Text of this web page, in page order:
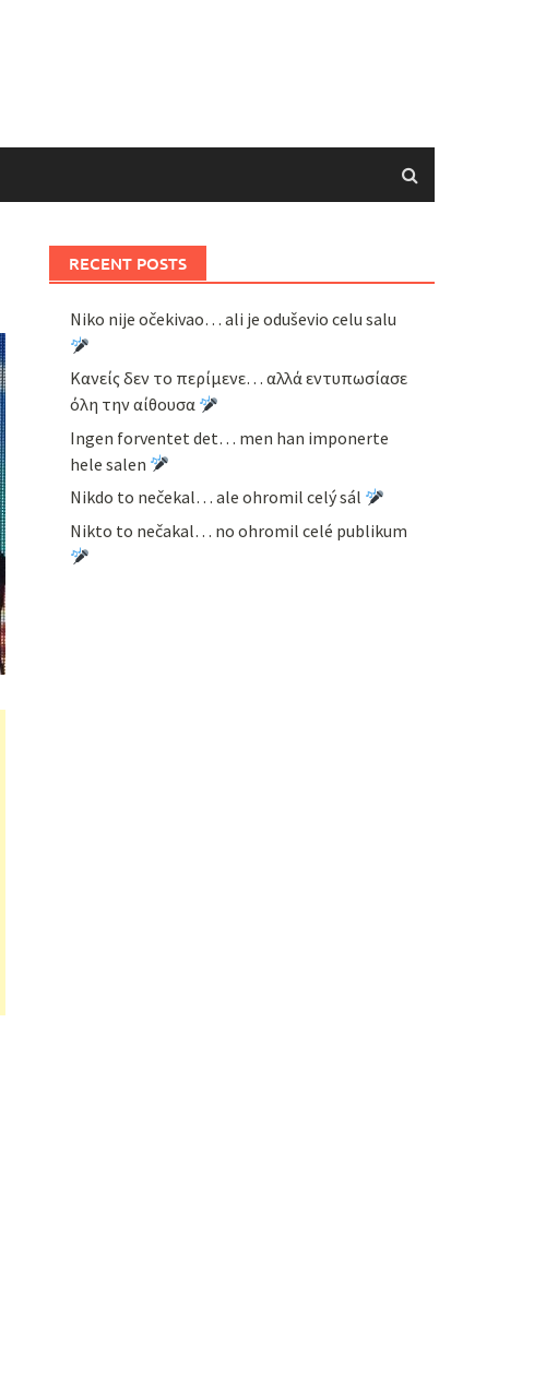
RECENT POSTS
Niko nije očekivao… ali je oduševio celu salu
Κανείς δεν το περίμενε… αλλά εντυπωσίασε
όλη την αίθουσα
Ingen forventet det… men han imponerte
hele salen
Nikdo to nečekal… ale ohromil celý sál
Nikto to nečakal… no ohromil celé publikum